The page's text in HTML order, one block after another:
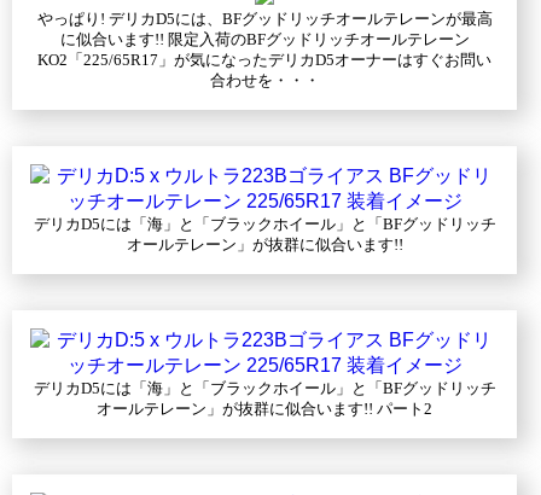
やっぱり! デリカD5には、BFグッドリッチオールテレーンが最高
に似合います!! 限定入荷のBFグッドリッチオールテレーン
KO2「225/65R17」が気になったデリカD5オーナーはすぐお問い
合わせを・・・
デリカD5には「海」と「ブラックホイール」と「BFグッドリッチ
オールテレーン」が抜群に似合います!!
デリカD5には「海」と「ブラックホイール」と「BFグッドリッチ
オールテレーン」が抜群に似合います!! パート2